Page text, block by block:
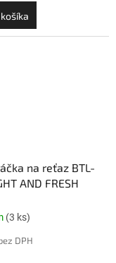
na reťaz BTL-
AND FRESH
(3 ks)
DPH